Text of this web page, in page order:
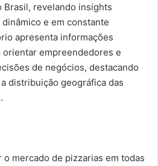
Brasil, revelando insights
e em constante
apresenta informações
empreendedores e
de negócios, destacando
distribuição geográfica das
o mercado de pizzarias em todas